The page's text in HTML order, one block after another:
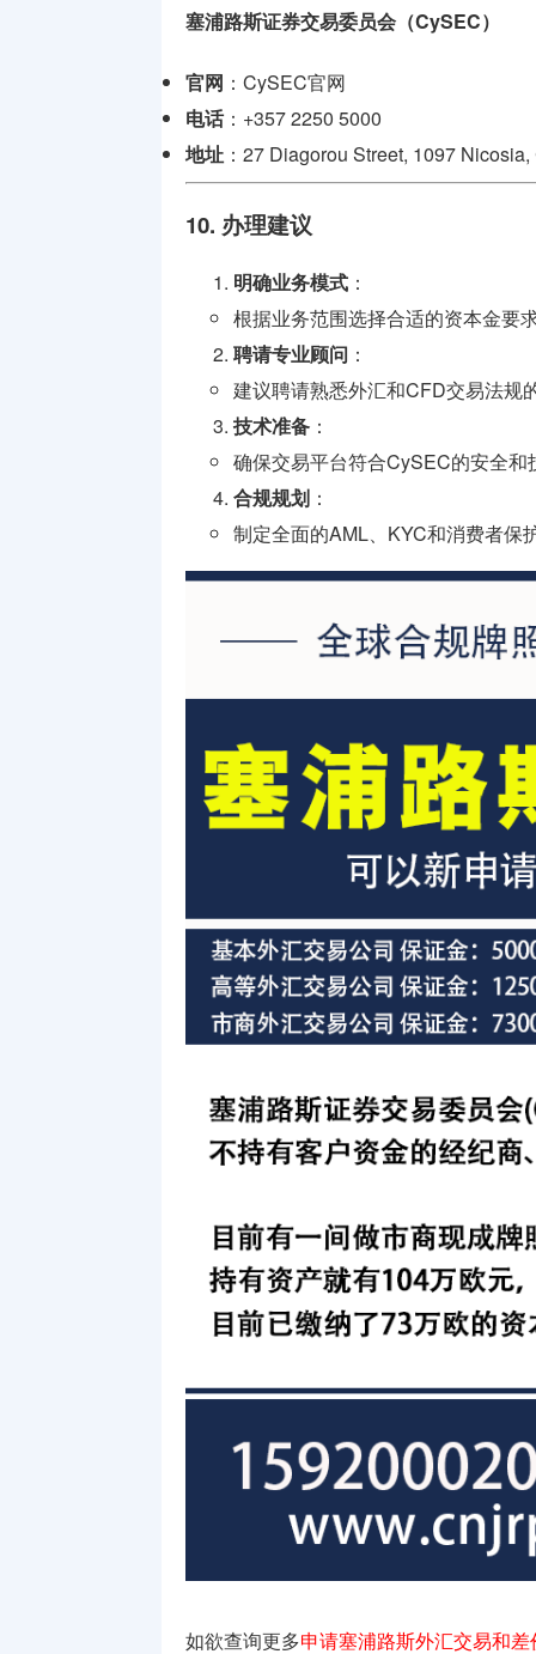
塞浦路斯证券交易委员会（CySEC）
官网 ： CySEC官网
电话：+357 2250 5000
地址 ：27 Diagorou Street, 1097
10. 办理建议
明确业务模式 ：
根据业务范围选择合适的资本金要
聘请专业顾问 ：
建议聘请熟悉外汇和CFD交易法规
技术准备 ：
确保交易平台符合CySEC的安全和
合规规划 ：
制定全面的AML、KYC和消费者保
如欲查询更多申请塞浦路斯外汇交易和